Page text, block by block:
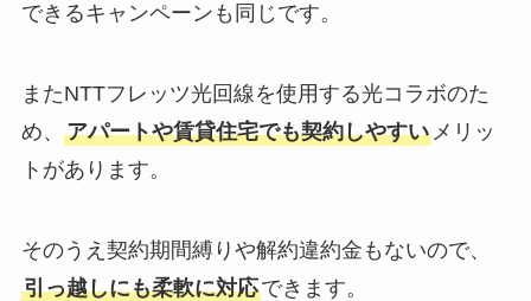
できるキャンペーンも同じです。
またNTTフレッツ光回線を使用する光コラボのた
め、 アパートや賃貸住宅でも契約しやすいメリッ
トがあります。
そのうえ契約期間縛りや解約違約金もないので、
引っ越しにも柔軟に対応できます。